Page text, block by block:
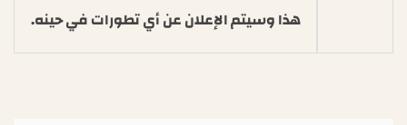
هذا وسيتم الإعلان عن أي تطورات في حينه.